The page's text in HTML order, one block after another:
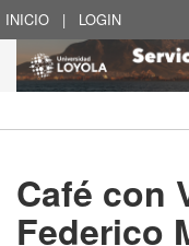
INICIO | LOGIN
Café con
Federico